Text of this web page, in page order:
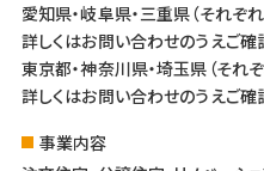
愛知県・岐阜県・三重県（それぞ
詳しくはお問い合わせのうえご確認
東京都・神奈川県・埼玉県（それ
詳しくはお問い合わせのうえご確認
事業内容